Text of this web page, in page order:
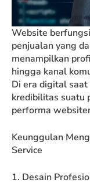
Website
penjualan yang
menampilkan
hingga kanal
Di era digital
kredibilitas suatu
performa
Keunggulan
Service
1. Desain